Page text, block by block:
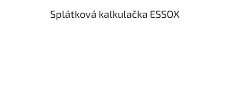
Splátková kalkulačka ESSOX